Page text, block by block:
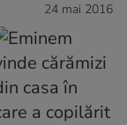
24 mai 2016